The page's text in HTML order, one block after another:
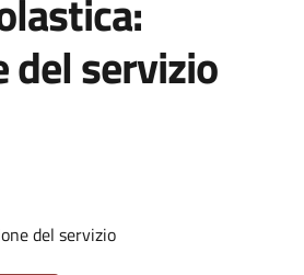
del servizio
del servizio